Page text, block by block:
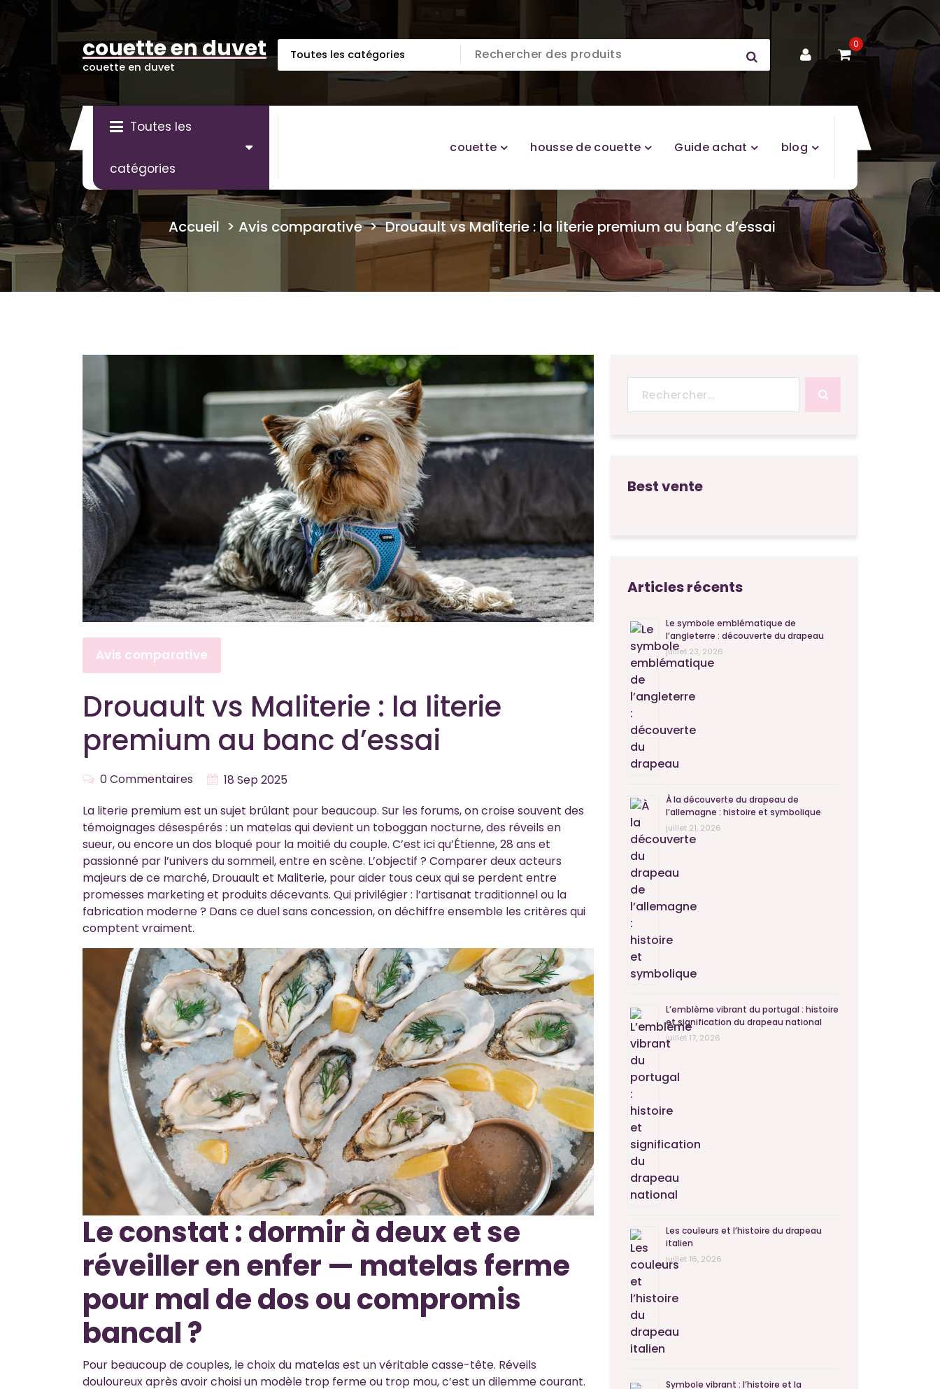
Aller
couette en duvet
couette en duvet
0
Toutes les
catégories
couette housse de couette Guide achat blog
Accueil > Avis comparative> Drouault vs Maliterie : la literie premium au banc d’essai
Avis comparative
Drouault vs Maliterie : la literie
premium au banc d’essai
0 Commentaires
18 Sep 2025
La literie premium est un sujet brûlant pour beaucoup. Sur les forums, on croise souvent des
témoignages désespérés : un matelas qui devient un toboggan nocturne, des réveils en
sueur, ou encore un dos bloqué pour la moitié du couple. C’est ici qu’Étienne, 28 ans et
passionné par l’univers du sommeil, entre en scène. L’objectif ? Comparer deux acteurs
majeurs de ce marché, Drouault et Maliterie, pour aider tous ceux qui se perdent entre
promesses marketing et produits décevants. Qui privilégier : l’artisanat traditionnel ou la
fabrication moderne ? Dans ce duel sans concession, on déchiffre ensemble les critères qui
comptent vraiment.
Le constat : dormir à deux et se
réveiller en enfer — matelas ferme
pour mal de dos ou compromis
bancal ?
Pour beaucoup de couples, le choix du matelas est un véritable casse-tête. Réveils
douloureux après avoir choisi un modèle trop ferme ou trop mou, c’est un dilemme courant.
pour :
Best vente
Articles récents
Le symbole emblématique de
l’angleterre : découverte du drapeau
juillet 23, 2026
À la découverte du drapeau de
l’allemagne : histoire et symbolique
juillet 21, 2026
L’emblème vibrant du portugal : histoire
et signification du drapeau national
juillet 17, 2026
Les couleurs et l’histoire du drapeau
italien
juillet 16, 2026
Symbole vibrant : l’histoire et la